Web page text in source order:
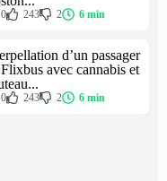
0 243 2 6 min
d’un passager
avec cannabis et
0 243 2 6 min